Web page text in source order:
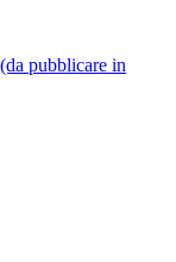
pubblicare in